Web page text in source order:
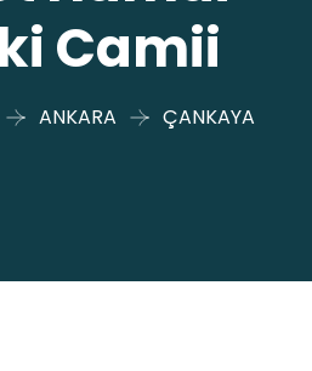
Camii
ANKARA ÇANKAYA